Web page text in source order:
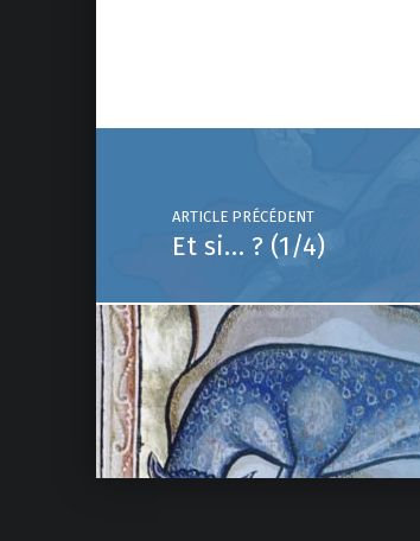
Post navigation
ARTICLE PRÉCÉDENT
Et si… ? (1/4)